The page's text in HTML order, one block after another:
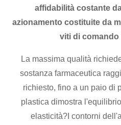
affidabilità costante
azionamento costituite da
viti di comando
La massima qualità
sostanza farmaceutica
richiesto, fino a un paio di
plastica dimostra
elasticità?I contorni